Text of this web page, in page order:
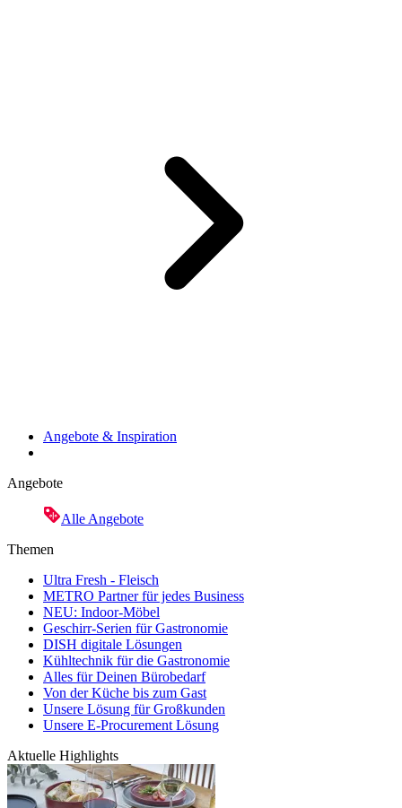
Angebote & Inspiration
Angebote
Alle Angebote
Themen
Ultra Fresh - Fleisch
METRO Partner für jedes Business
NEU: Indoor-Möbel
Geschirr-Serien für Gastronomie
DISH digitale Lösungen
Kühltechnik für die Gastronomie
Alles für Deinen Bürobedarf
Von der Küche bis zum Gast
Unsere Lösung für Großkunden
Unsere E-Procurement Lösung
Aktuelle Highlights